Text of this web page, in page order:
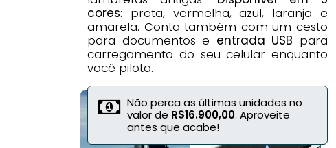
cores: preta, vermelha, azul, laranja e
amarela. Conta também com um cesto
para documentos e entrada USB para
carregamento do seu celular enquanto
você pilota.
Não perca as últimas unidades no
valor de R$16.900,00. Aproveite
antes que acabe!